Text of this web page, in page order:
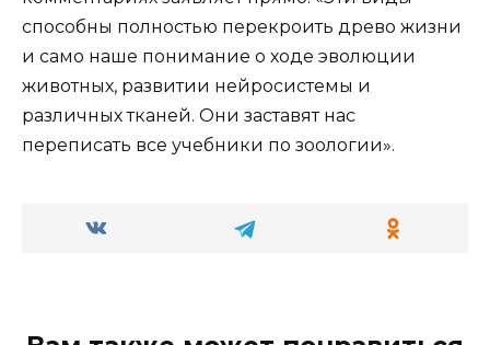
способны полностью перекроить древо жизни
и само наше понимание о ходе эволюции
животных, развитии нейросистемы и
различных тканей. Они заставят нас
переписать все учебники по зоологии».